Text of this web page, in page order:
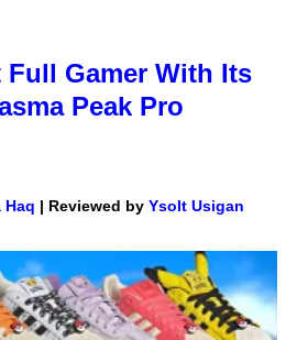
Full Gamer With Its
Peak Pro
Haq | Reviewed by Ysolt Usigan